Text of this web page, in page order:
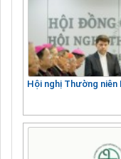
Hội nghị Thường niên